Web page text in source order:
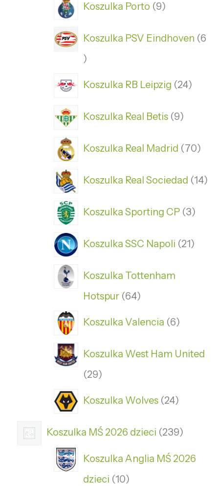
Koszulka Porto 9
Koszulka PSV Eindhoven 6
Koszulka RB Leipzig 24
Koszulka Real Betis 9
Koszulka Real Madrid 70
Koszulka Real Sociedad 14
Koszulka Sporting CP 3
Koszulka SSC Napoli 21
Koszulka Tottenham
Hotspur 64
Koszulka Valencia 6
Koszulka West Ham United
29
Koszulka Wolves 24
Koszulka MŚ 2026 dzieci 239
Koszulka Anglia MŚ 2026
dzieci 10